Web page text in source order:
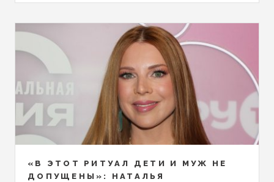
«В ЭТОТ РИТУАЛ ДЕТИ И МУЖ НЕ
ДОПУЩЕНЫ»: НАТАЛЬЯ